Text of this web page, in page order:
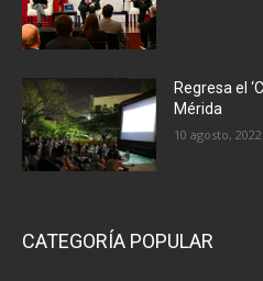
Regresa el
Mérida
10 agosto, 2022
CATEGORÍA POPULAR